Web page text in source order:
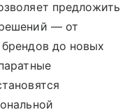
предложить
— от
до новых